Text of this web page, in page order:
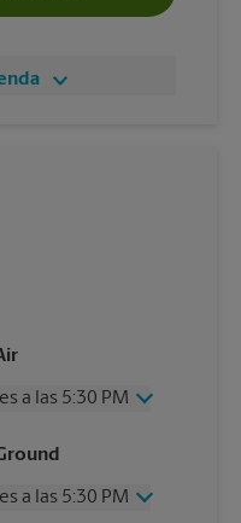
a las 5:30 PM
a las 5:30 PM